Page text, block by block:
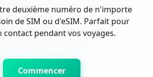
deuxième numéro de n'importe
de SIM ou d'eSIM. Parfait pour
contact pendant vos voyages.
Commencer